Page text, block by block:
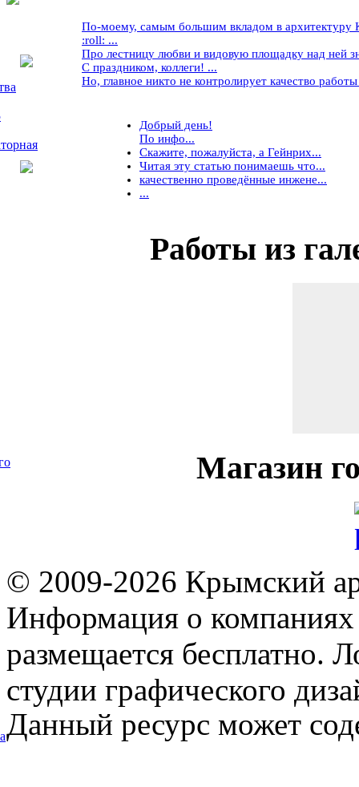
По-моему, самым большим вкладом в архитектуру
:roll: ...
Про лестницу любви и видовую площадку над ней
С праздником, коллеги! ...
Но, главное никто не контролирует качество
Добрый день!
По инфо...
Скажите, пожалуйста, а Гейнрих...
Читая эту статью понимаешь что...
качественно проведённые инжене...
...
Работыиз
Магазин
© 2009-2026 Крымский
Информация о компаниях
размещается бесплатно.
студии графического
Данный ресурс может